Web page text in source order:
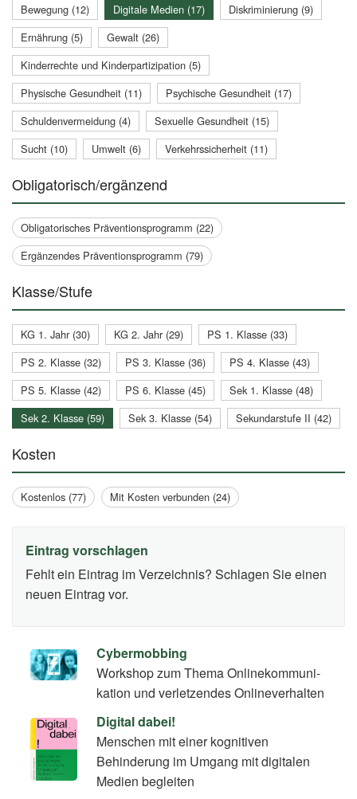
Cybermobbing
Workshop zum Thema On­line­kom­mu­ni­
ka­ti­on und verletzendes Onlineverhalten
Digital dabei!
Menschen mit einer kognitiven
Behinderung im Umgang mit digitalen
Medien begleiten
Bewegung (12) Digitale Medien (17)
Diskriminierung (9)
Ernährung (5)
Gewalt (26)
Kinderrechte und Kinderpartizipation (5)
Physische Gesundheit (11)
Psychische Gesundheit (17)
Schuldenvermeidung (4)
Sexuelle Gesundheit (15)
Sucht (10)
Umwelt (6) Verkehrssicherheit (11)
Obligatorisch/ergänzend
Obligatorisches Präventionsprogramm (22)
Ergänzendes Präventionsprogramm (79)
Klasse/Stufe
KG 1. Jahr (30) KG 2. Jahr (29)
PS 1. Klasse (33)
PS 2. Klasse (32)
PS 3. Klasse (36)
PS 4. Klasse (43)
PS 5. Klasse (42)
PS 6. Klasse (45)
Sek 1. Klasse (48)
Sek 2. Klasse (59)
Sek 3. Klasse (54) Sekundarstufe II (42)
Kosten
Kostenlos (77) Mit Kosten verbunden (24)
Eintrag vorschlagen
Fehlt ein Eintrag im Verzeichnis? Schlagen Sie einen
neuen Eintrag vor.